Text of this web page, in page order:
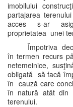
imobilului
partajarea
acces s-ar
proprietatea unei
Împotriva
în termen recurs
netemeinice,
obligată să facă
în cauză care
în natură atât din
terenului.